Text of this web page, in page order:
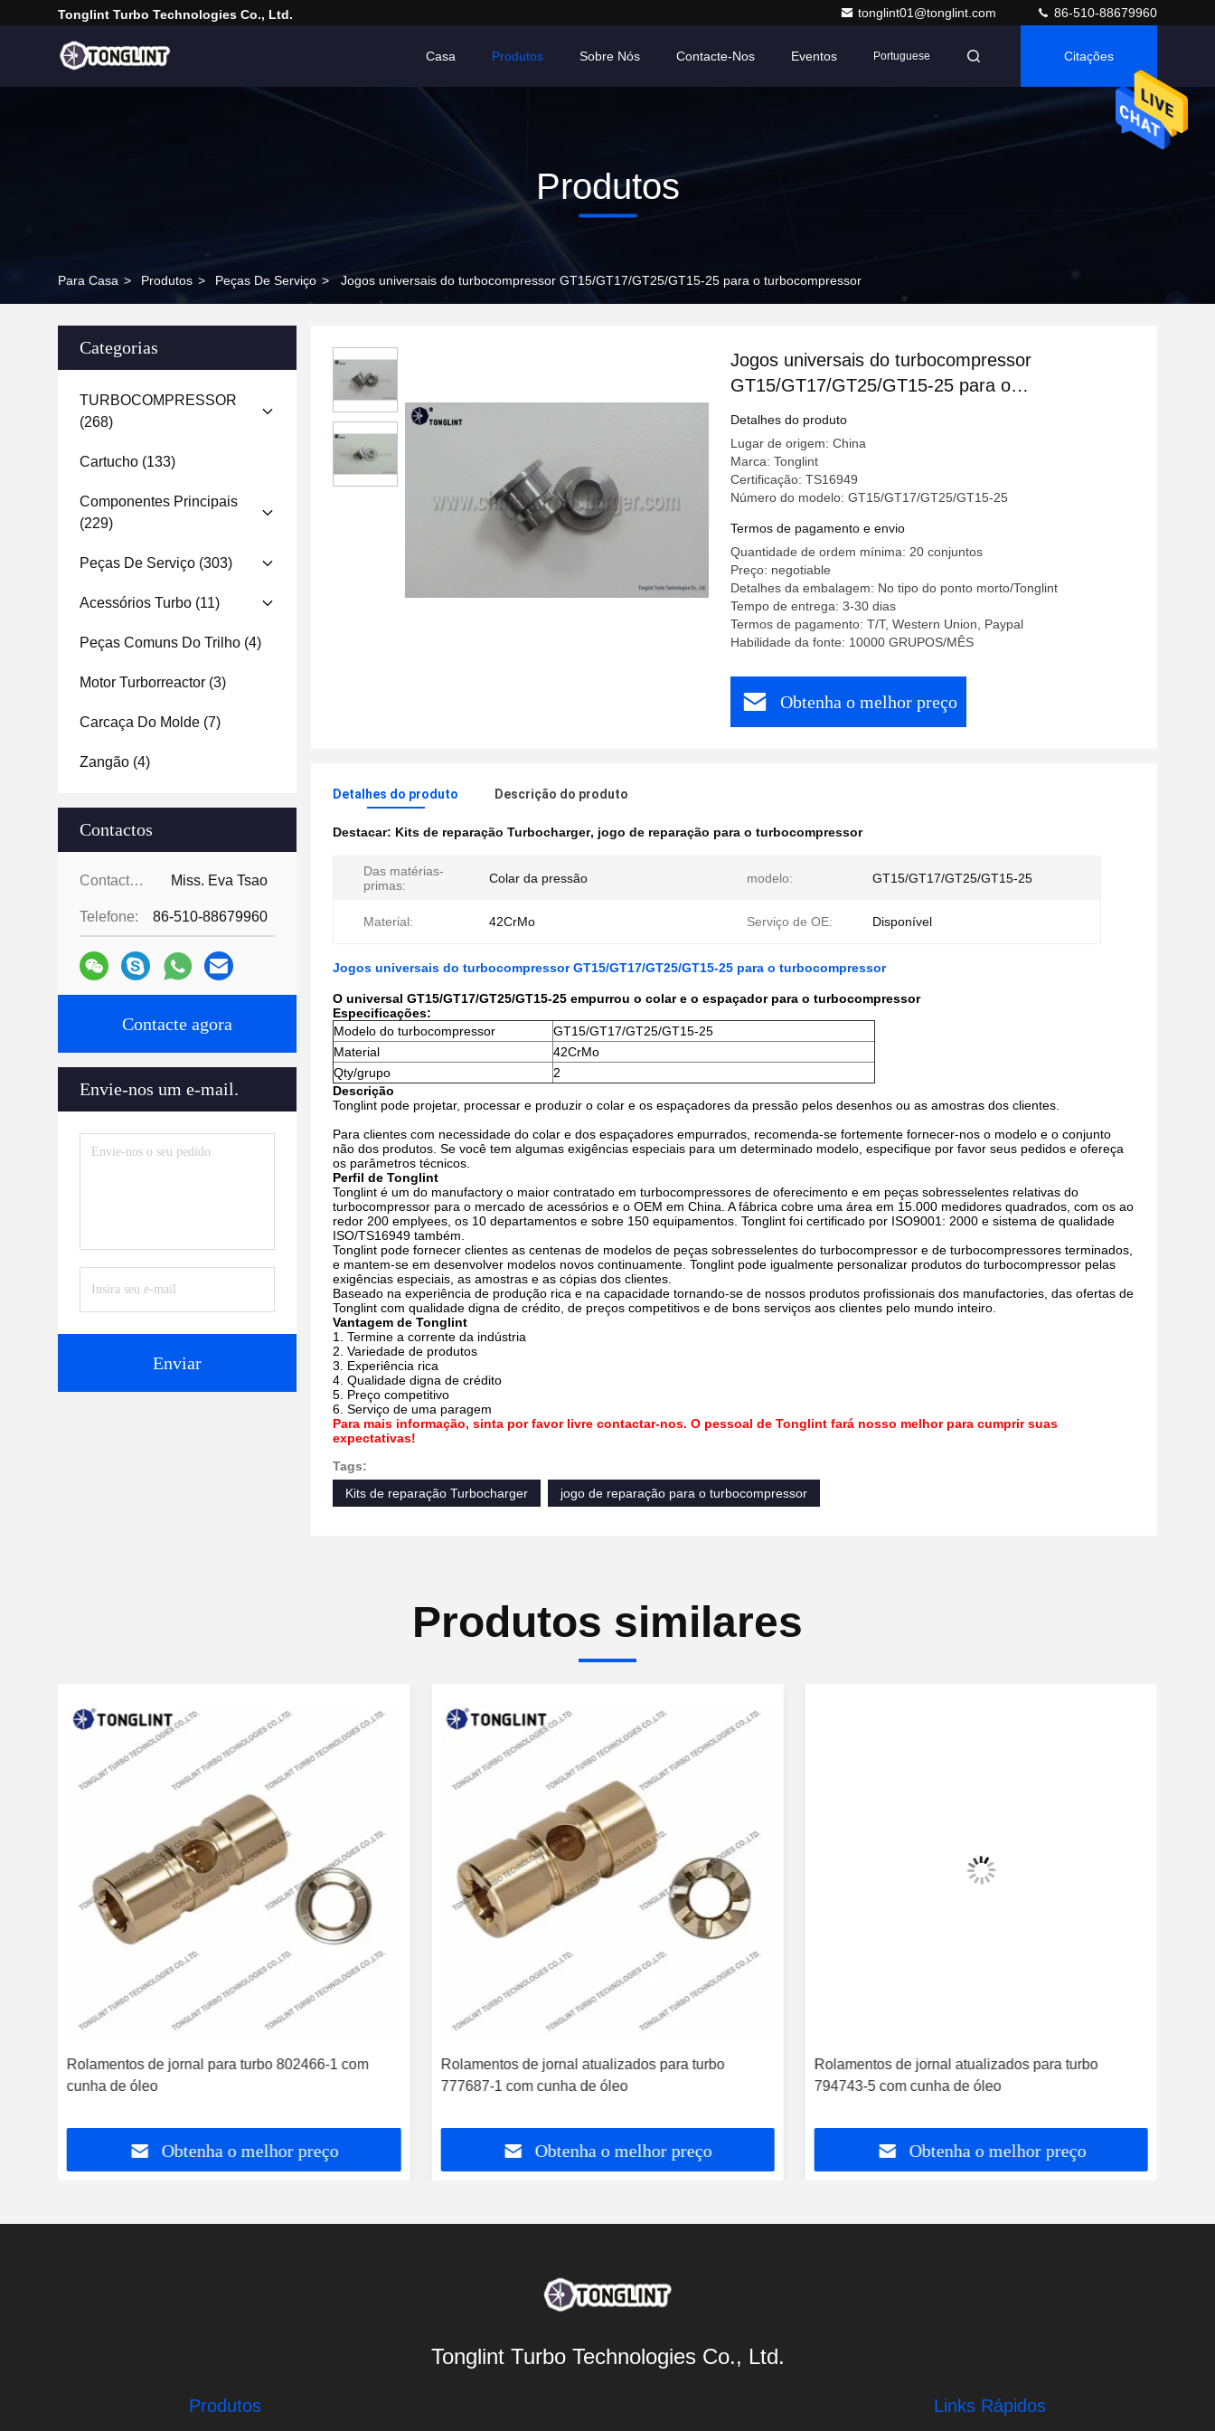
Tonglint Turbo Technologies Co., Ltd. tonglint01@tonglint.com 86-510-88679960
Casa Produtos Sobre Nós Contacte-Nos Eventos Portuguese Citações
Produtos
Para Casa > Produtos > Peças De Serviço > Jogos universais do turbocompressor GT15/GT17/GT25/GT15-25 para o turbocompressor
Categorias
TURBOCOMPRESSOR
(268)
Cartucho (133)
Componentes Principais
(229)
Peças De Serviço (303)
Acessórios Turbo (11)
Peças Comuns Do Trilho (4)
Motor Turborreactor (3)
Carcaça Do Molde (7)
Zangão (4)
Contactos
Contactos: Miss. Eva Tsao
Telefone: 86-510-88679960
Contacte agora
Envie-nos um e-mail.
Enviar
Jogos universais do turbocompressor
GT15/GT17/GT25/GT15-25 para o
turbocompressor
Detalhes do produto
Lugar de origem: China
Marca: Tonglint
Certificação: TS16949
Número do modelo: GT15/GT17/GT25/GT15-25
Termos de pagamento e envio
Quantidade de ordem mínima: 20 conjuntos
Preço: negotiable
Detalhes da embalagem: No tipo do ponto morto/Tonglint
Tempo de entrega: 3-30 dias
Termos de pagamento: T/T, Western Union, Paypal
Habilidade da fonte: 10000 GRUPOS/MÊS
Obtenha o melhor preço
Detalhes do produto Descrição do produto
Destacar: Kits de reparação Turbocharger, jogo de reparação para o turbocompressor
Das matérias-
primas:
Colar da pressão modelo: GT15/GT17/GT25/GT15-25
Material: 42CrMo Serviço de OE: Disponível
Jogos universais do turbocompressor GT15/GT17/GT25/GT15-25 para o turbocompressor
O universal GT15/GT17/GT25/GT15-25 empurrou o colar e o espaçador para o turbocompressor
Especificações:
Modelo do turbocompressor
GT15/GT17/GT25/GT15-25
Material
42CrMo
Qty/grupo
2
Descrição
Tonglint pode projetar, processar e produzir o colar e os espaçadores da pressão pelos desenhos ou as amostras dos clientes.
Para clientes com necessidade do colar e dos espaçadores empurrados, recomenda-se fortemente fornecer-nos o modelo e o conjunto
não dos produtos. Se você tem algumas exigências especiais para um determinado modelo, especifique por favor seus pedidos e ofereça
os parâmetros técnicos.
Perfil de Tonglint
Tonglint é um do manufactory o maior contratado em turbocompressores de oferecimento e em peças sobresselentes relativas do
turbocompressor para o mercado de acessórios e o OEM em China. A fábrica cobre uma área em 15.000 medidores quadrados, com os ao
redor 200 emplyees, os 10 departamentos e sobre 150 equipamentos. Tonglint foi certificado por ISO9001: 2000 e sistema de qualidade
ISO/TS16949 também.
Tonglint pode fornecer clientes as centenas de modelos de peças sobresselentes do turbocompressor e de turbocompressores terminados,
e mantem-se em desenvolver modelos novos continuamente. Tonglint pode igualmente personalizar produtos do turbocompressor pelas
exigências especiais, as amostras e as cópias dos clientes.
Baseado na experiência de produção rica e na capacidade tornando-se de nossos produtos profissionais dos manufactories, das ofertas de
Tonglint com qualidade digna de crédito, de preços competitivos e de bons serviços aos clientes pelo mundo inteiro.
Vantagem de Tonglint
1. Termine a corrente da indústria
2. Variedade de produtos
3. Experiência rica
4. Qualidade digna de crédito
5. Preço competitivo
6. Serviço de uma paragem
Para mais informação, sinta por favor livre contactar-nos. O pessoal de Tonglint fará nosso melhor para cumprir suas
expectativas!
Tags:
Kits de reparação Turbocharger
jogo de reparação para o turbocompressor
Produtos similares
Rolamentos de jornal para turbo 802466-1 com
cunha de óleo
Obtenha o melhor preço
Rolamentos de jornal atualizados para turbo
777687-1 com cunha de óleo
Obtenha o melhor preço
Rolamentos de jornal atualizados para turbo
794743-5 com cunha de óleo
Obtenha o melhor preço
Tonglint Turbo Technologies Co., Ltd.
Produtos Links Rápidos